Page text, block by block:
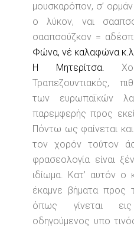
μουσκαρόπον, σ’
ο λύκον, ναι
σααπσούζκον =
Φώνα, νέ καλαφώνα
Η Μητερίτσα.
Τραπεζουντιακός,
των ευρωπαϊκών
παρεμφερής προς
Πόντω ως φαίνεται
τον χορόν τούτον
φρασεολογία είναι
ιδίωμα. Κατ’ αυτόν
έκαμνε βήματα προς
όπως γίνεται
οδηγούμενος υπο